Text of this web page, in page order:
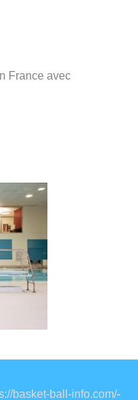
France avec
basket-ball-info.com/-